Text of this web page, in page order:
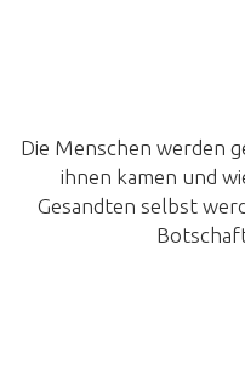
Die Menschen werden
ihnen kamen und
Gesandten selbst